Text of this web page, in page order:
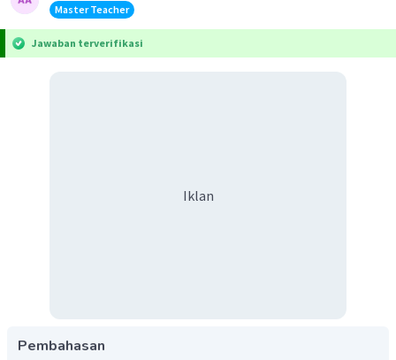
Master Teacher
Jawaban terverifikasi
Iklan
Pembahasan